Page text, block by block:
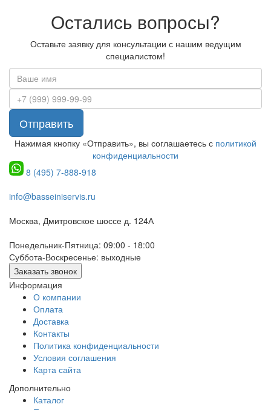
Остались вопросы?
Оставьте заявку для консультации с нашим ведущим
специалистом!
Отправить
Нажимая кнопку «Отправить», вы соглашаетесь с политикой
конфиденциальности
8 (495) 7-888-918
info@basseiniservis.ru
Москва, Дмитровское шоссе д. 124А
Понедельник-Пятница: 09:00 - 18:00
Суббота-Воскресенье: выходные
Заказать звонок
Информация
О компании
Оплата
Доставка
Контакты
Политика конфиденциальности
Условия соглашения
Карта сайта
Дополнительно
Каталог